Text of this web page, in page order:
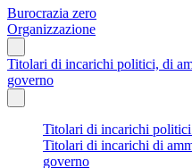
Burocrazia zero
Organizzazione
Titolari di incarichi politici, di
governo
Titolari di incarichi
Titolari di incarichi di
governo